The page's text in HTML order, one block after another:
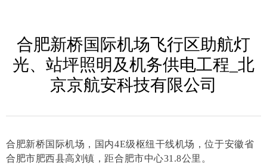
合肥新桥国际机场飞行区助航灯
光、站坪照明及机务供电工程_北
京京航安科技有限公司
合肥新桥国际机场，国内4E级枢纽干线机场，位于安徽省
合肥市肥西县高刘镇，距合肥市中心31.8公里。